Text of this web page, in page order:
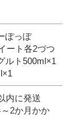
ぽっぽ
ート各2づつ
ト500ml×1
内に発送
2か月かか